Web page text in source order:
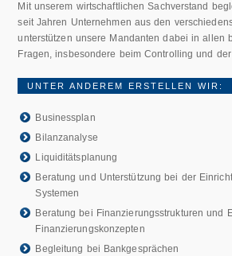
Mit unserem wirtschaftlichen Sachverstand
seit Jahren Unternehmen aus den
unterstützen unsere Mandanten dabei in allen
Fragen, insbesondere beim Controlling und
UNTER ANDEREM ERSTELLEN WIR:
Businessplan
Bilanzanalyse
Liquiditätsplanung
Beratung und Unterstützung bei der
Systemen
Beratung bei Finanzierungsstrukturen und
Finanzierungskonzepten
Begleitung bei Bankgesprächen